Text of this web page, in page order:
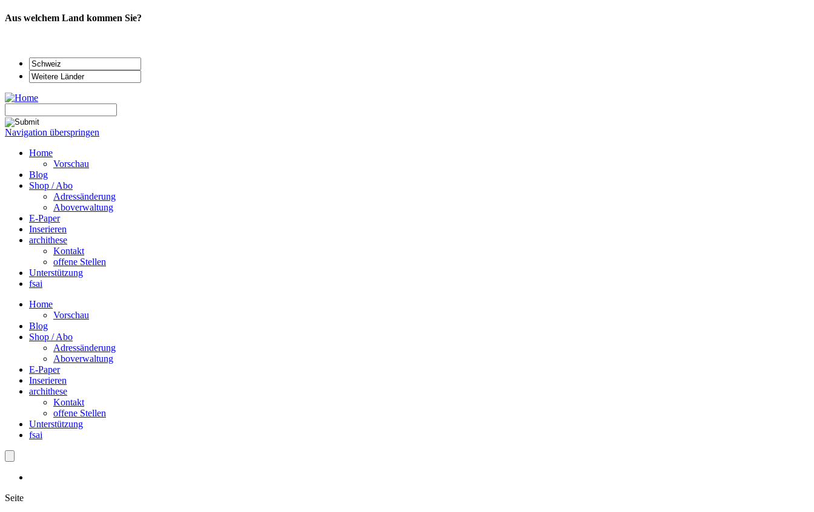
Aus welchem Land kommen Sie?
Navigation überspringen
Home
Vorschau
Blog
Shop / Abo
Adressänderung
Aboverwaltung
E-Paper
Inserieren
archithese
Kontakt
offene Stellen
Unterstützung
fsai
Home
Vorschau
Blog
Shop / Abo
Adressänderung
Aboverwaltung
E-Paper
Inserieren
archithese
Kontakt
offene Stellen
Unterstützung
fsai
Seite